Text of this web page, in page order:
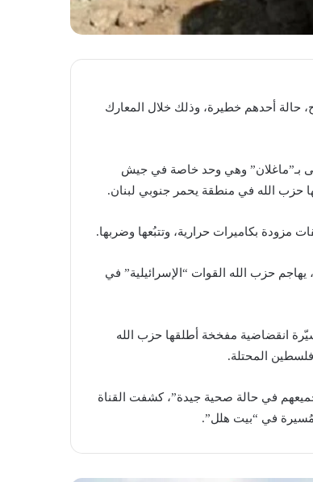
أحد جنوده وإصابة 3 جنود آخرين بجروح، حالة أحدهم خطيرة، وذلك خلال المعارك
بـ”ماغلان” وهي وحد خاصة في جيش
حزب الله في منطقة يحمر جنوبي لبنان.
15 على العملية بالقول: “للمرة الثانية خلال 48 ساعة، يهاجم حزب الله القوات “الإسرائيلية” في
أمس بإصابة 4 جنود آخرين جراء مُسيّرة انقضاضية مفخخة أطلقها حزب الله
المحتلة.
في حالة صحية جيدة”، كشفت القناة